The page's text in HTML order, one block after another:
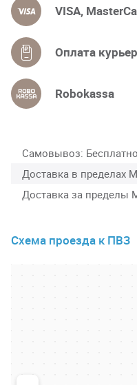
VISA,
Оплата
Robokassa
Самовывоз Бесплатно
Доставка в пределах
Доставка за пределы
Схема проезда к ПВЗ